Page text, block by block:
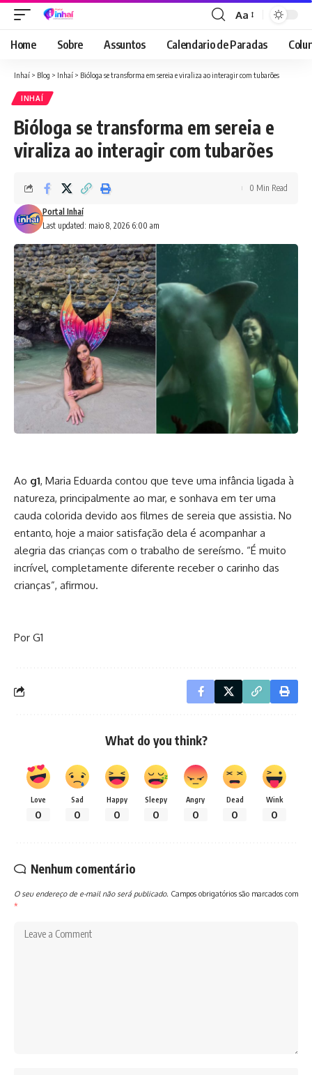
Font
Resizer
Aa
Home Sobre Assuntos Calendario de Paradas
Inhaí > Blog > Inhaí > Bióloga se transforma em sereia e viraliza ao interagir com tubarões
INHAÍ
Bióloga se transforma em sereia e
viraliza ao interagir com tubarões
Last updated: maio 8, 2026 6:00 am
Portal Inhaí
0 Min Read
Ao g1, Maria Eduarda contou que teve uma infância ligada à
natureza, principalmente ao mar, e sonhava em ter uma
cauda colorida devido aos filmes de sereia que assistia. No
entanto, hoje a maior satisfação dela é acompanhar a
alegria das crianças com o trabalho de sereísmo. “É muito
incrível, completamente diferente receber o carinho das
crianças”, afirmou.
Por G1
What do you think?
Love
0
Sad
0
Happy
0
Sleepy
0
Angry
0
Dead
0
Wink
0
Nenhum comentário
O seu endereço de e-mail não será publicado. Campos obrigatórios são marcados com
*